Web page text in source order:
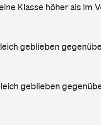
Klasse höher als im
geblieben
geblieben